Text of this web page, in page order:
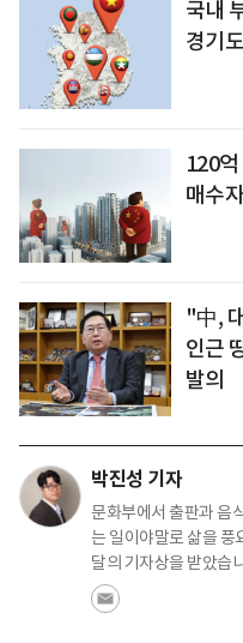
국내
경기
120
매수
"中,
인근
발의
박진성 기자
문화부에서 출판과 음
는 일이야말로 삶을 풍
달의 기자상을 받았습